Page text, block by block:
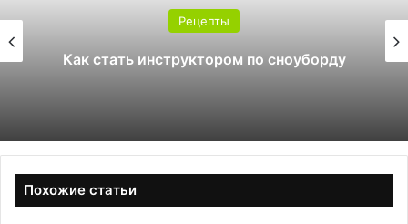
Рецепты
Как стать инструктором по сноуборду
Похожие статьи